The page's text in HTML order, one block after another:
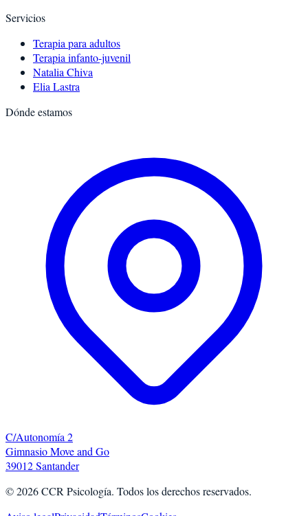
Servicios
Terapia para adultos
Terapia infanto-juvenil
Natalia Chiva
Elia Lastra
Dónde estamos
C/Autonomía 2
Gimnasio Move and Go
39012 Santander
©2026CCR Psicología. Todos los derechos reservados.